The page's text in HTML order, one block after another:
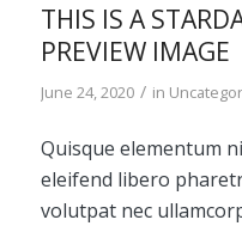
THIS IS A
PREVIEW IMAGE
June 24, 2020 / in
Quisque elementum
eleifend libero
volutpat nec